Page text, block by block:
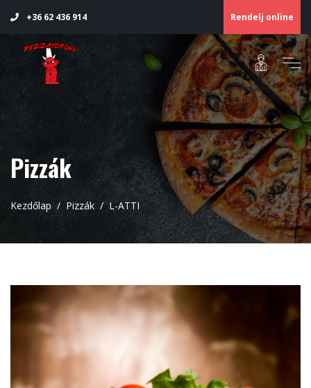
+36 62 436 914 Rendelj online
Pizzák
Kezdőlap Pizzák L-ATTI